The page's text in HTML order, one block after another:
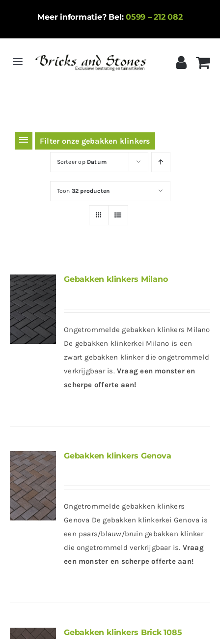
Meer informatie? Bel:0599 – 212 082
Toggle
Keramische tegels
Sorteer op Datum
Toon 32 producten
Gebakken klinkers Milano
Ongetrommelde gebakken klinkers Milano
De gebakken klinkerkei Milano is een
zwart gebakken klinker die ongetrommeld
verkrijgbaar is. Vraag een monster en
scherpe offerte aan!
Gebakken klinkers Genova
Ongetrommelde gebakken klinkers
Genova De gebakken klinkerkei Genova is
een paars/blauw/bruin gebakken klinker
die ongetrommeld verkrijgbaar is. Vraag
een monster en scherpe offerte aan!
Gebakken klinkers Brick 1085
Filter onze gebakken klinkers